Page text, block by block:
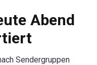
Abend
Sendergruppen